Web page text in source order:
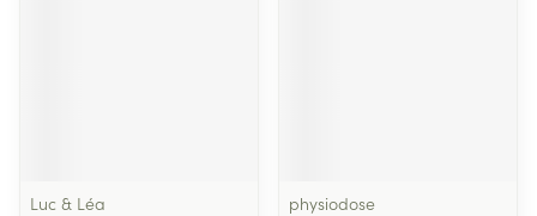
Luc & Léa
physiodose